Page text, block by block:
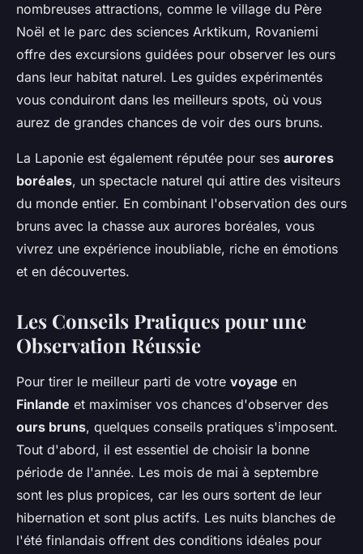
nombreuses attractions, comme le village du Père
Noël et le parc des sciences Arktikum, Rovaniemi
offre des excursions guidées pour observer les ours
dans leur habitat naturel. Les guides expérimentés
vous conduiront dans les meilleurs spots, où vous
aurez de grandes chances de voir des ours bruns.
La Laponie est également réputée pour ses aurores
boréales, un spectacle naturel qui attire des visiteurs
du monde entier. En combinant l'observation des ours
bruns avec la chasse aux aurores boréales, vous
vivrez une expérience inoubliable, riche en émotions
et en découvertes.
Les Conseils Pratiques pour une
Observation Réussie
Pour tirer le meilleur parti de votre voyage en
Finlande et maximiser vos chances d'observer des
ours bruns, quelques conseils pratiques s'imposent.
Tout d'abord, il est essentiel de choisir la bonne
période de l'année. Les mois de mai à septembre
sont les plus propices, car les ours sortent de leur
hibernation et sont plus actifs. Les nuits blanches de
l'été finlandais offrent des conditions idéales pour